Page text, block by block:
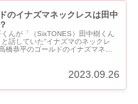
のイナズマネックレスは田中
んが「（SixTONES）田中樹くん
話していた“イナズマのネックレ
橋恭平のゴールドのイナズマネッ
2023.09.26